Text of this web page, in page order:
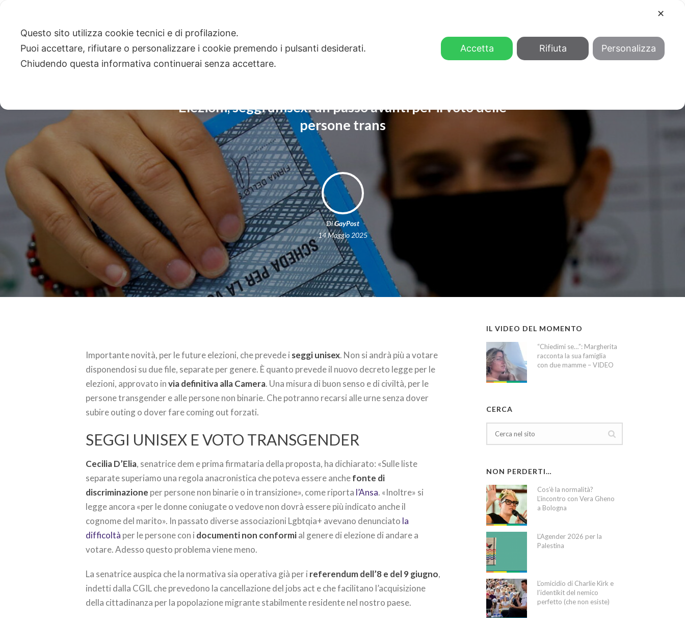
Elezioni, seggi unisex: un passo avanti per il voto delle
persone trans
DiGayPost
14 Maggio 2025
Importante novità, per le future elezioni, che prevede i seggi unisex. Non si andrà più a votare
disponendosi su due file, separate per genere. È quanto prevede il nuovo decreto legge per le
elezioni, approvato invia definitiva alla Camera. Una misura di buon senso e di civiltà, per le
persone transgender e alle persone non binarie. Che potranno recarsi alle urne senza dover
subire outing o dover fare coming out forzati.
SEGGI UNISEX E VOTO TRANSGENDER
Cecilia D’Elia, senatrice dem e prima firmataria della proposta, ha dichiarato: «Sulle liste
separate superiamo una regola anacronistica che poteva essere anchefonte di
discriminazione per persone non binarie o in transizione», come riporta l’Ansa. «Inoltre» si
legge ancora «per le donne coniugate o vedove non dovrà essere più indicato anche il
cognome del marito». In passato diverse associazioni Lgbtqia+ avevano denunciato la
difficoltà per le persone con i documenti non conformial genere di elezione di andare a
votare. Adesso questo problema viene meno.
La senatrice auspica che la normativa sia operativa già per i referendum dell’8 e del 9 giugno,
indetti dalla CGIL che prevedono la cancellazione del jobs act e che facilitano l’acquisizione
della cittadinanza per la popolazione migrante stabilmente residente nel nostro paese.
IL VIDEO DEL MOMENTO
“Chiedimi se…”: Margherita
racconta la sua famiglia
con due mamme – VIDEO
CERCA
NON PERDERTI…
Cos’è la normalità?
L’incontro con Vera Gheno
a Bologna
L’Agender 2026 per la
Palestina
L’omicidio di Charlie Kirk e
l’identikit del nemico
perfetto (che non esiste)
✕
Questo sito utilizza cookie tecnici e di profilazione.
Puoi accettare, rifiutare o personalizzare i cookie premendo i pulsanti desiderati.
Chiudendo questa informativa continuerai senza accettare.
Accetta Rifiuta Personalizza